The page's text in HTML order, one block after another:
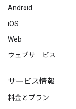
Android
iOS
Web
ウェブサービス
サービス情報
料金とプラン